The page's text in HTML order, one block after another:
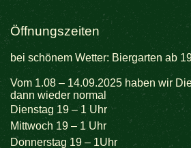
Öffnungszeiten
bei schönem Wetter: Biergarten ab
Vom 1.08 – 14.09.2025 haben wir
dann wieder normal
Dienstag 19 – 1 Uhr
Mittwoch 19 – 1 Uhr
Donnerstag 19 – 1Uhr